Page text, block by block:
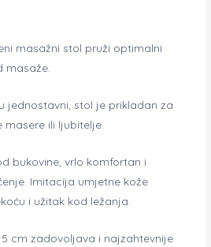
masažni stol pruži optimalni
masaže.
jednostavni, stol je prikladan za
ili ljubitelje.
bukovine, vrlo komfortan i
Imitacija umjetne kože
i užitak kod ležanja.
cm zadovoljava i najzahtevnije